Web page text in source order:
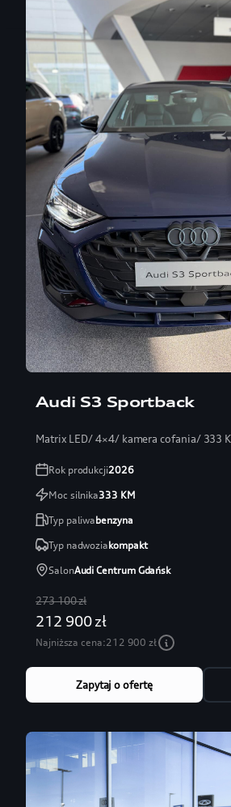
Audi S3 Sportback
Matrix LED/ 4×4/ kamera cofania/ 333
Rok produkcji2026
Moc silnika333 KM
Typ paliwabenzyna
Typ nadwoziakompakt
SalonAudi Centrum Gdańsk
273 100 zł
212 900 zł
Najniższa cena:212 900 zł
Zapytaj o ofertę